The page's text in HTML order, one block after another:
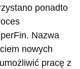
ponadto
Nazwa
nowych
pracę z